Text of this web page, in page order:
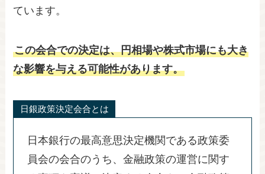
ています。
この会合での決定は、円相場や株式市場にも大き
な影響を与える可能性があります。
日銀政策決定会合とは
日本銀行の最高意思決定機関である政策委
員会の会合のうち、金融政策の運営に関す